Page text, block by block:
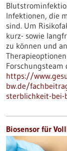
Infektionen, die
sind. Um
kurz- sowie
zu können und
Forschungsteam
https://
bw.de/
sterblichkeit-
Biosensor für